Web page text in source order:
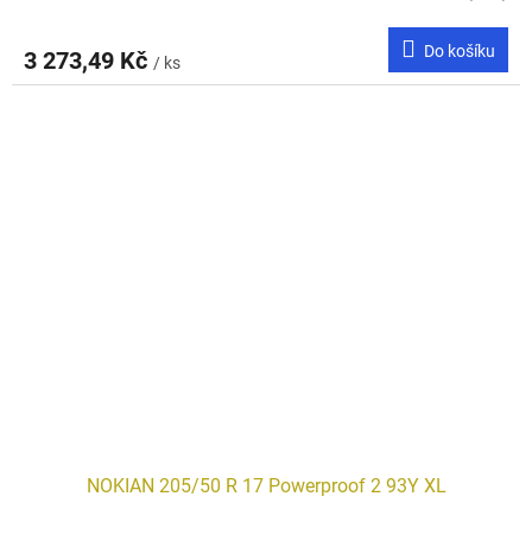
3 273,49 Kč / ks
Do košíku
NOKIAN 205/50 R 17 Powerproof 2 93Y XL